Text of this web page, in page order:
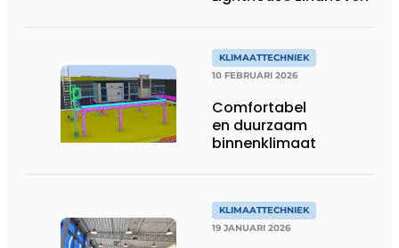
KLIMAATTECHNIEK
10 FEBRUARI 2026
Comfortabel
en duurzaam
binnenklimaat
KLIMAATTECHNIEK
19 JANUARI 2026